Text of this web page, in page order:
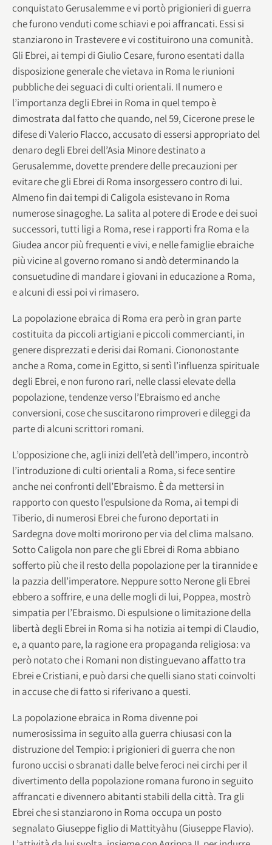
conquistato Gerusalemme e vi portò prigionieri di guerra
che furono venduti come schiavi e poi affrancati. Essi si
stanziarono in Trastevere e vi costituirono una comunità.
Gli Ebrei, ai tempi di Giulio Cesare, furono esentati dalla
disposizione generale che vietava in Roma le riunioni
pubbliche dei seguaci di culti orientali. Il numero e
l’importanza degli Ebrei in Roma in quel tempo è
dimostrata dal fatto che quando, nel 59, Cicerone prese le
difese di Valerio Flacco, accusato di essersi appropriato del
denaro degli Ebrei dell’Asia Minore destinato a
Gerusalemme, dovette prendere delle precauzioni per
evitare che gli Ebrei di Roma insorgessero contro di lui.
Almeno fin dai tempi di Caligola esistevano in Roma
numerose sinagoghe. La salita al potere di Erode e dei suoi
successori, tutti ligi a Roma, rese i rapporti fra Roma e la
Giudea ancor più frequenti e vivi, e nelle famiglie ebraiche
più vicine al governo romano si andò determinando la
consuetudine di mandare i giovani in educazione a Roma,
e alcuni di essi poi vi rimasero.
La popolazione ebraica di Roma era però in gran parte
costituita da piccoli artigiani e piccoli commercianti, in
genere disprezzati e derisi dai Romani. Ciononostante
anche a Roma, come in Egitto, si sentì l’influenza spirituale
degli Ebrei, e non furono rari, nelle classi elevate della
popolazione, tendenze verso l’Ebraismo ed anche
conversioni, cose che suscitarono rimproveri e dileggi da
parte di alcuni scrittori romani.
L’opposizione che, agli inizi dell’età dell’impero, incontrò
l’introduzione di culti orientali a Roma, si fece sentire
anche nei confronti dell’Ebraismo. È da mettersi in
rapporto con questo l’espulsione da Roma, ai tempi di
Tiberio, di numerosi Ebrei che furono deportati in
Sardegna dove molti morirono per via del clima malsano.
Sotto Caligola non pare che gli Ebrei di Roma abbiano
sofferto più che il resto della popolazione per la tirannide e
la pazzia dell’imperatore. Neppure sotto Nerone gli Ebrei
ebbero a soffrire, e una delle mogli di lui, Poppea, mostrò
simpatia per l’Ebraismo. Di espulsione o limitazione della
libertà degli Ebrei in Roma si ha notizia ai tempi di Claudio,
e, a quanto pare, la ragione era propaganda religiosa: va
però notato che i Romani non distinguevano affatto tra
Ebrei e Cristiani, e può darsi che quelli siano stati coinvolti
in accuse che di fatto si riferivano a questi.
La popolazione ebraica in Roma divenne poi
numerosissima in seguito alla guerra chiusasi con la
distruzione del Tempio: i prigionieri di guerra che non
furono uccisi o sbranati dalle belve feroci nei circhi per il
divertimento della popolazione romana furono in seguito
affrancati e divennero abitanti stabili della città. Tra gli
Ebrei che si stanziarono in Roma occupa un posto
segnalato Giuseppe figlio di Mattityàhu (Giuseppe Flavio).